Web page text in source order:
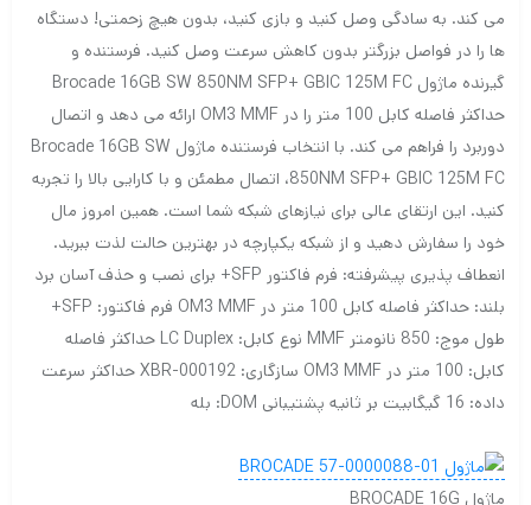
می کند. به سادگی وصل کنید و بازی کنید، بدون هیچ زحمتی! دستگاه
ها را در فواصل بزرگتر بدون کاهش سرعت وصل کنید. فرستنده و
گیرنده ماژول Brocade 16GB SW 850NM SFP+ GBIC 125M FC
حداکثر فاصله کابل 100 متر را در OM3 MMF ارائه می دهد و اتصال
دوربرد را فراهم می کند.
با انتخاب فرستنده ماژول Brocade 16GB SW
850NM SFP+ GBIC 125M FC، اتصال مطمئن و با کارایی بالا را تجربه
کنید. این ارتقای عالی برای نیازهای شبکه شما است. همین امروز مال
خود را سفارش دهید و از شبکه یکپارچه در بهترین حالت لذت ببرید.
انعطاف پذیری پیشرفته: فرم فاکتور SFP+ برای نصب و حذف آسان
برد
بلند: حداکثر فاصله کابل 100 متر در OM3 MMF
فرم فاکتور: SFP+
طول موج: 850 نانومتر MMF
نوع کابل: LC Duplex
حداکثر فاصله
کابل: 100 متر در OM3 MMF
سازگاری: XBR-000192
حداکثر سرعت
داده: 16 گیگابیت بر ثانیه
پشتیبانی DOM: بله
ماژول BROCADE 16G